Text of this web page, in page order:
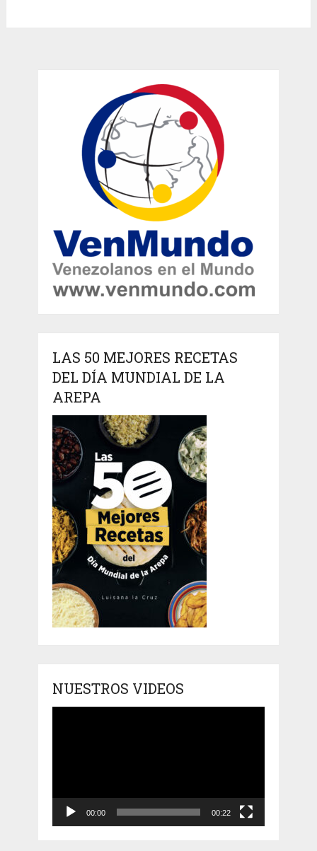
LAS 50 MEJORES RECETAS
DEL DÍA MUNDIAL DE LA
AREPA
NUESTROS VIDEOS
00:00 00:22